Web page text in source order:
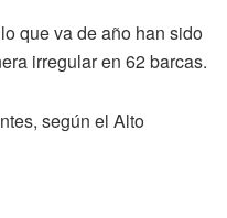
que va de año han sido
irregular en 62 barcas.
según el Alto